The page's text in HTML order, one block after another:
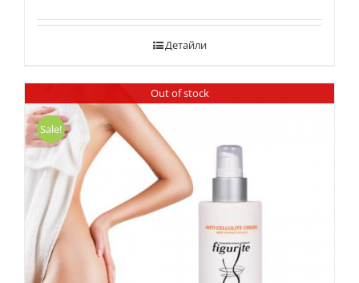
Детайли
Out of stock
Sale!